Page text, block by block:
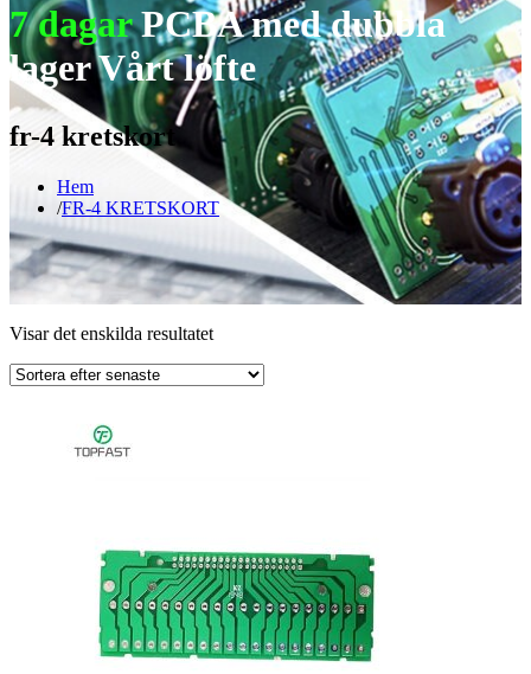
7 dagarPCBA med dubbla
lager Vårt löfte
fr-4 kretskort
Hem
FR-4 KRETSKORT
Visar det enskilda resultatet